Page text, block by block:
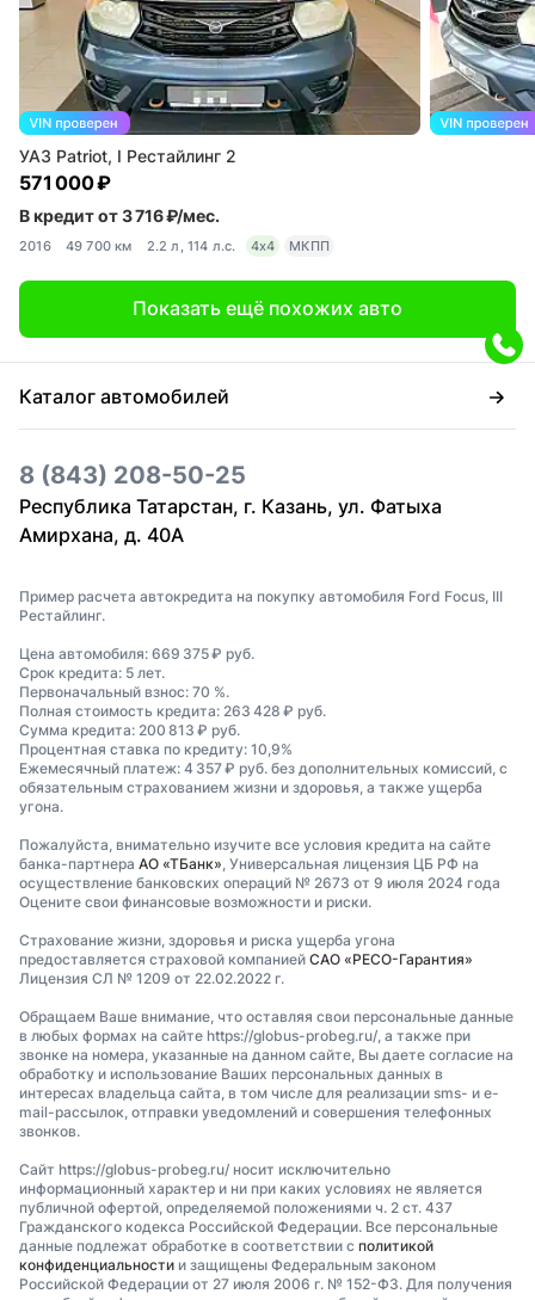
УАЗ Patriot, I Рестайлинг 2
571 000 ₽
В кредит от 3 716 ₽/мес.
2016 49 700 км 2.2 л, 114 л.с. 4x4 МКПП
Показать ещё похожих авто
Каталог автомобилей
8 (843) 208-50-25
Республика Татарстан, г. Казань, ул. Фатыха
Амирхана, д. 40А
Пример расчета автокредита на покупку автомобиля Ford Focus, III
Рестайлинг.
Цена автомобиля: 669 375 ₽ руб.
Срок кредита: 5 лет.
Первоначальный взнос: 70 %.
Полная стоимость кредита: 263 428 ₽ руб.
Сумма кредита: 200 813 ₽ руб.
Процентная ставка по кредиту: 10,9%
Ежемесячный платеж: 4 357 ₽ руб. без дополнительных комиссий, с
обязательным страхованием жизни и здоровья, а также ущерба
угона.
Пожалуйста, внимательно изучите все условия кредита на сайте
банка-партнера АО «ТБанк», Универсальная лицензия ЦБ РФ на
осуществление банковских операций № 2673 от 9 июля 2024 года
Оцените свои финансовые возможности и риски.
Страхование жизни, здоровья и риска ущерба угона
предоставляется страховой компанией САО «РЕСО-Гарантия»
Лицензия СЛ № 1209 от 22.02.2022 г.
Обращаем Ваше внимание, что оставляя свои персональные данные
в любых формах на сайте https://globus-probeg.ru/, а также при
звонке на номера, указанные на данном сайте, Вы даете согласие на
обработку и использование Ваших персональных данных в
интересах владельца сайта, в том числе для реализации sms- и e-
mail-рассылок, отправки уведомлений и совершения телефонных
звонков.
Сайт https://globus-probeg.ru/ носит исключительно
информационный характер и ни при каких условиях не является
публичной офертой, определяемой положениями ч. 2 ст. 437
Гражданского кодекса Российской Федерации. Все персональные
данные подлежат обработке в соответствии с политикой
конфиденциальности и защищены Федеральным законом
Российской Федерации от 27 июля 2006 г. № 152-ФЗ. Для получения